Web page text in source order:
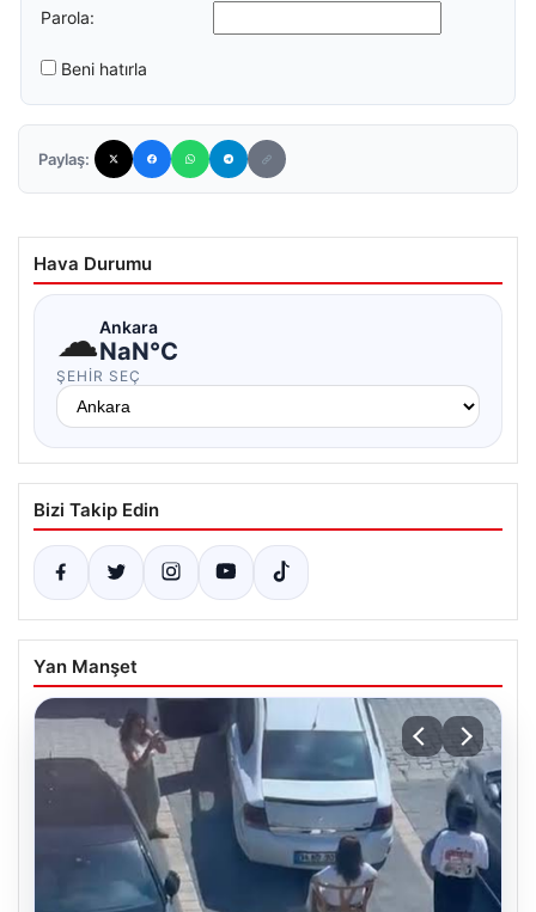
Parola:
Beni hatırla
Paylaş:
Hava Durumu
☁Ankara
NaN°C
ŞEHIR SEÇ
Bizi Takip Edin
Yan Manşet